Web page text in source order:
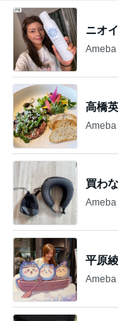
ニオ
Ameba
高橋
Ameba
買わ
Ameba
平原
Ameba